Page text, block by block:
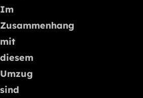
Im
Zusammenhang
mit
diesem
Umzug
sind